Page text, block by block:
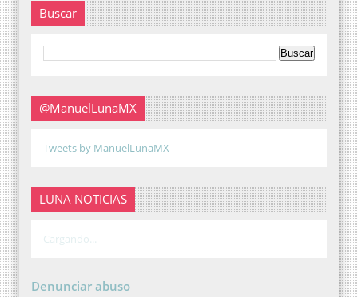
Buscar
@ManuelLunaMX
Tweets by ManuelLunaMX
LUNA NOTICIAS
Cargando...
Denunciar abuso